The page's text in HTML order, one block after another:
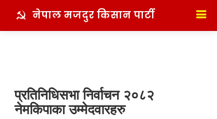
नेपाल मजदुर किसान पार्टी
प्रतिनिधिसभा निर्वाचन २०८२
नेमकिपाका उम्मेदवारहरु